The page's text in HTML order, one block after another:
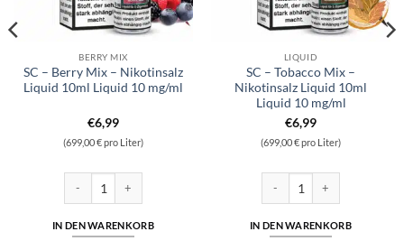
BERRY MIX
SC – Berry Mix – Nikotinsalz
Liquid 10ml Liquid 10 mg/ml
€6,99
(699,00 € pro Liter)
IN DEN WARENKORB
LIQUID
SC – Tobacco Mix –
Nikotinsalz Liquid 10ml
Liquid 10 mg/ml
€6,99
(699,00 € pro Liter)
IN DEN WARENKORB